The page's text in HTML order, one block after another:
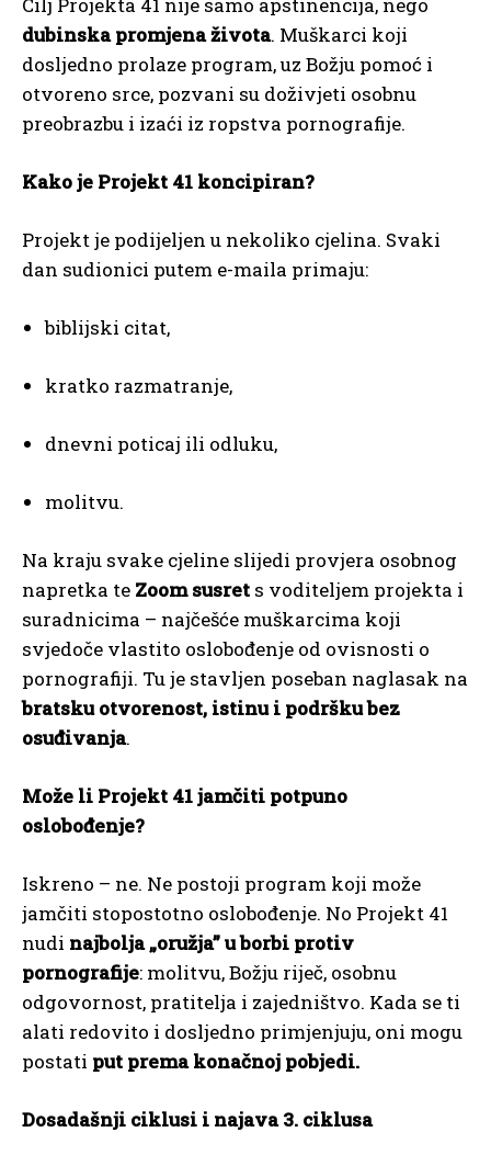
Cilj Projekta 41 nije samo apstinencija, nego
dubinska promjena života. Muškarci koji
dosljedno prolaze program, uz Božju pomoć i
otvoreno srce, pozvani su doživjeti osobnu
preobrazbu i izaći iz ropstva pornografije.
Kako je Projekt 41 koncipiran?
Projekt je podijeljen u nekoliko cjelina. Svaki
dan sudionici putem e-maila primaju:
biblijski citat,
kratko razmatranje,
dnevni poticaj ili odluku,
molitvu.
Na kraju svake cjeline slijedi provjera osobnog
napretka te Zoom susret s voditeljem projekta i
suradnicima – najčešće muškarcima koji
svjedoče vlastito oslobođenje od ovisnosti o
pornografiji. Tu je stavljen poseban naglasak na
bratsku otvorenost, istinu i podršku bez
osuđivanja.
Može li Projekt 41 jamčiti potpuno
oslobođenje?
Iskreno – ne. Ne postoji program koji može
jamčiti stopostotno oslobođenje. No Projekt 41
nudi najbolja „oružja” u borbi protiv
pornografije: molitvu, Božju riječ, osobnu
odgovornost, pratitelja i zajedništvo. Kada se ti
alati redovito i dosljedno primjenjuju, oni mogu
postati put prema konačnoj pobjedi.
Dosadašnji ciklusi i najava 3. ciklusa